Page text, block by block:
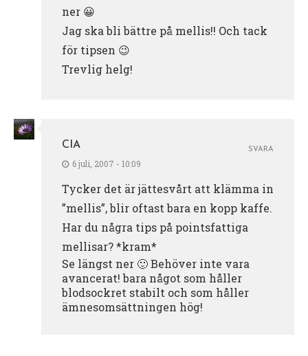
ner 😀
Jag ska bli bättre på mellis!! Och tack
för tipsen 😉
Trevlig helg!
CIA
6 juli, 2007 - 10:09
Tycker det är jättesvårt att klämma in
”mellis”, blir oftast bara en kopp kaffe.
Har du några tips på pointsfattiga
mellisar? *kram*
Se längst ner 🙂 Behöver inte vara
avancerat! bara något som håller
blodsockret stabilt och som håller
ämnesomsättningen hög!
SVARA